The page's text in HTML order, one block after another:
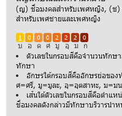
(ญ) ชื่อมงคลสำหรับเพศหญิง, (ช
สำหรับเพศชายและเพศหญิง
1 0 0 0 2 2 2 0
บ อ ด ศ มู อุ ม ก
ตัวเลขในกรอบสีคือจำนวนทักษ
ทักษา
อักษรใต้กรอบสีคืออักษรย่อขอ
ศ=ศรี, มู=มูละ, อุ=อุตสาหะ, ม=ม
เส้นใต้ตัวเลขในกรอบสีคือตำแ
ชื่อมงคลดังกล่าวมีทักษาบริวารนำ